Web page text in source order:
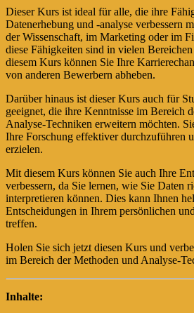
Dieser Kurs ist ideal für alle, die ihre
Datenerhebung und -analyse verbessern
der Wissenschaft, im Marketing oder im
diese Fähigkeiten sind in vielen
diesem Kurs können Sie Ihre
von anderen Bewerbern abheben.
Darüber hinaus ist dieser Kurs auch für
geeignet, die ihre Kenntnisse im Bereich
Analyse-Techniken erweitern möchten.
Ihre Forschung effektiver durchzuführen
erzielen.
Mit diesem Kurs können Sie auch Ihre
verbessern, da Sie lernen, wie Sie Daten
interpretieren können. Dies kann Ihnen
Entscheidungen in Ihrem persönlichen
treffen.
Holen Sie sich jetzt diesen Kurs und
im Bereich der Methoden und Analyse-
Inhalte: